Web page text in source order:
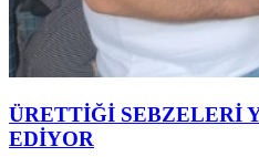
ÜRETTİĞİ SEBZELERİ
EDİYOR